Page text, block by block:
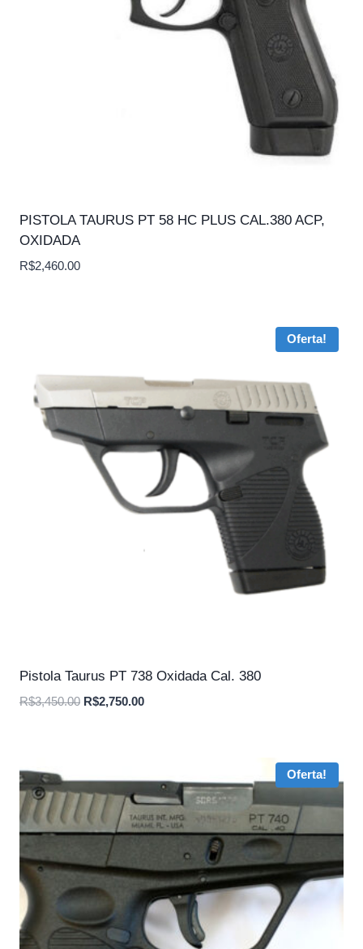
PISTOLA TAURUS PT 58 HC PLUS CAL.380 ACP,
OXIDADA
R$2,460.00
Oferta!
Pistola Taurus PT 738 Oxidada Cal. 380
R$3,450.00 O
R$2,750.00O
Oferta!